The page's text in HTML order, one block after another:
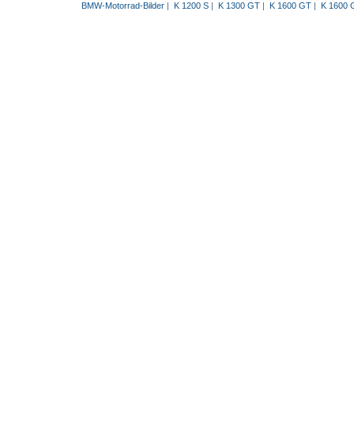
BMW-Motorrad-Bilder| K 1200 S| K 1300 GT| K 1600 GT| K 1600